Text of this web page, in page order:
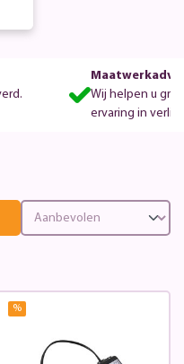
Wij helpen u
ervaring in
%